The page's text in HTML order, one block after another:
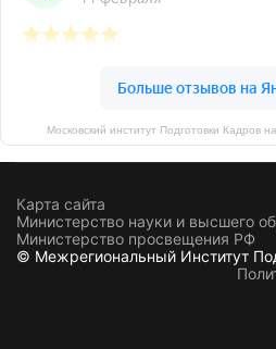
Московский институт Подготовки Кадров
Карта сайта
Министерство науки и высшего
Министерство просвещения РФ
© Межрегиональный Институт